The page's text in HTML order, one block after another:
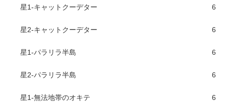
星1-キャットクーデター 6
星2-キャットクーデター 6
星1-パラリラ半島 6
星2-パラリラ半島 6
星1-無法地帯のオキテ 6